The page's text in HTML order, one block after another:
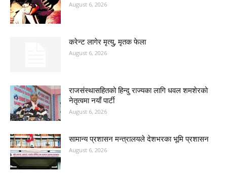
August 6, 2026
करेन्ट लागेर मृत्यु, मृतक फेला
August 6, 2026
राजसंस्थासहितको हिन्दु राज्यका लागि धवल शमशेरको
नेतृत्वमा नयाँ पार्टी
August 6, 2026
सामान्य प्रशासन मन्त्रालयले देशभरका भूमि प्रशासन
August 6, 2026